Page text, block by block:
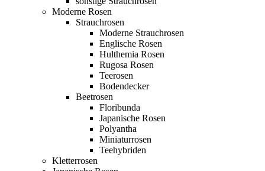
Moderne Rosen
Strauchrosen
Moderne Strauchrosen
Englische Rosen
Hulthemia Rosen
Rugosa Rosen
Teerosen
Bodendecker
Beetrosen
Floribunda
Japanische Rosen
Polyantha
Miniaturrosen
Teehybriden
Kletterrosen